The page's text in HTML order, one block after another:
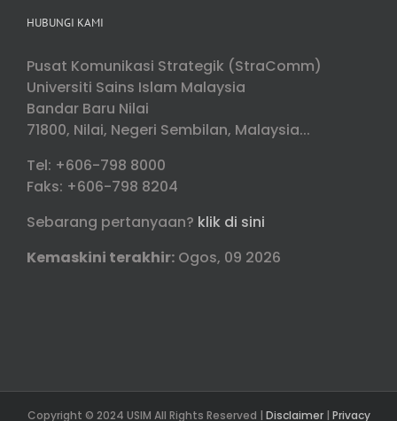
HUBUNGI KAMI
Pusat Komunikasi Strategik (StraComm)
Universiti Sains Islam Malaysia
Bandar Baru Nilai
71800, Nilai, Negeri Sembilan, Malaysia...
Tel: +606-798 8000
Faks: +606-798 8204
Sebarang pertanyaan? klik di sini
Kemaskini terakhir: Ogos, 09 2026
Copyright © 2024 USIM All Rights Reserved | Disclaimer| Privacy